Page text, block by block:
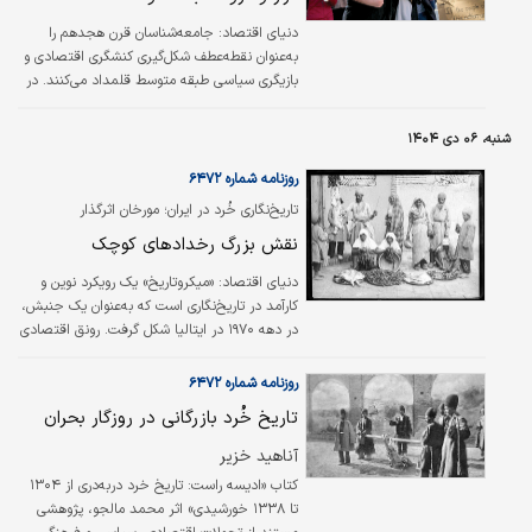
دنیای اقتصاد: جامعه‌شناسان قرن هجدهم را
به‌عنوان نقطه‌عطف شکل‌گیری کنشگری اقتصادی و
بازیگری سیاسی طبقه متوسط قلمداد می‌کنند. در
چهره‌هایی که بازتاب آرمان‌های روشنفکران بورژوا
بودند.
شنبه، ۰۶ دی ۱۴۰۴
تاریخ‌نگاری خُرد در ایران؛ مورخان اثرگذار
روزنامه شماره ۶۴۷۲
نقش بزرگ رخدادهای کوچک
دنیای اقتصاد: «میکروتاریخ» یک رویکرد نوین و
کارآمد در تاریخ‌نگاری است که به‌عنوان یک جنبش،
در دهه ۱۹۷۰ در ایتالیا شکل گرفت. رونق اقتصادی
زندگی کارگران و طبقهٔ متوسط ایتالیا را بالا برده
یافت؛ دوره‌ای که با ناآرامی‌های اجتماعی گسترده و
اعتصاب‌های عظیم کارگری در واکنش به وخامت
شاهد مشکلات مداوم تروریسم داخلی در ایتالیا و
دیگر بحران‌های اجتماعی و سیاسی، و نیز
روزنامه شماره ۶۴۷۲
تاریخ خُرد بازرگانی در روزگار بحران
آناهید خزیر
کتاب «ادیسه راست: تاریخ خرد دربه‌دری از ۱۳۰۴
تا ۱۳۳۸ خورشیدی» اثر محمد مالجو، پژوهشی